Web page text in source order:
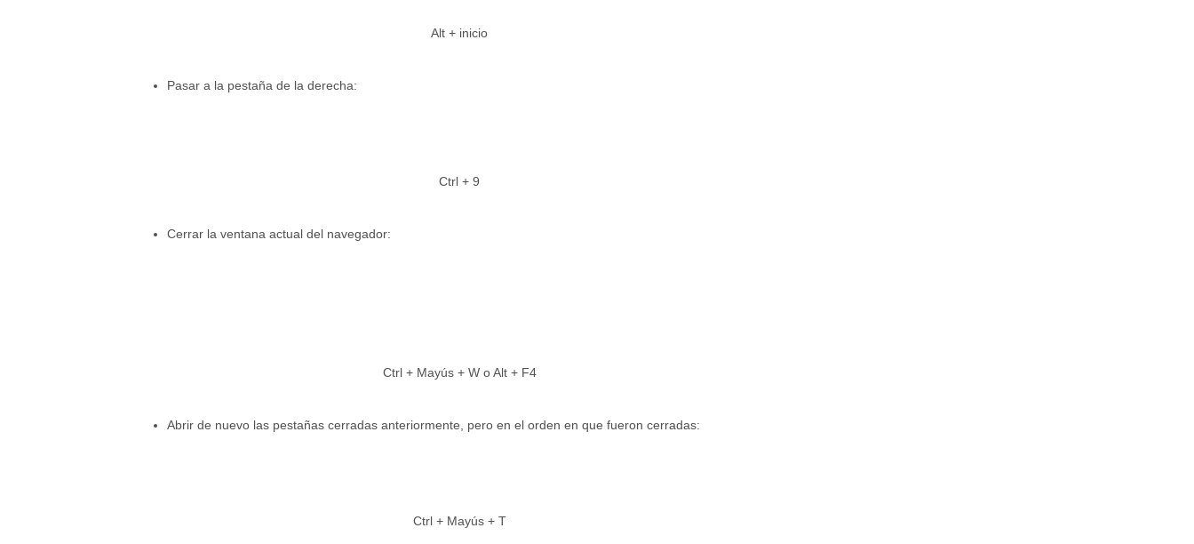
Alt + inicio
Pasar a la pestaña de la derecha:
Ctrl + 9
Cerrar la ventana actual del navegador:
Ctrl+ Mayús+ WoAlt+ F4
Abrir de nuevo las pestañas cerradas anteriormente, pero en el orden en que fueron cerradas:
Ctrl+ Mayús+ T